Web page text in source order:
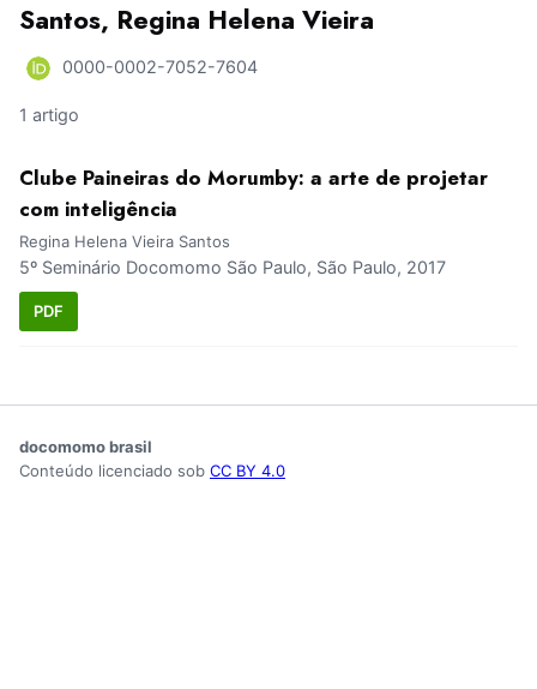
Santos, Regina Helena Vieira
0000-0002-7052-7604
1 artigo
Clube Paineiras do Morumby: a arte de projetar
com inteligência
Regina Helena Vieira Santos
5º Seminário Docomomo São Paulo, São Paulo, 2017
PDF
docomomo brasil
Conteúdo licenciado sob CC BY 4.0